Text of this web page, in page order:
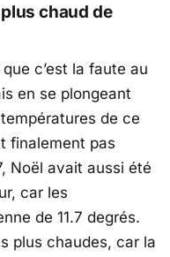
plus chaud de
c’est la faute au
en se plongeant
de ce
finalement pas
Noël avait aussi été
car les
de 11.7 degrés.
plus chaudes, car la